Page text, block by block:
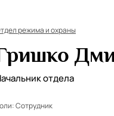
режима и охраны
отдела
Сотрудник